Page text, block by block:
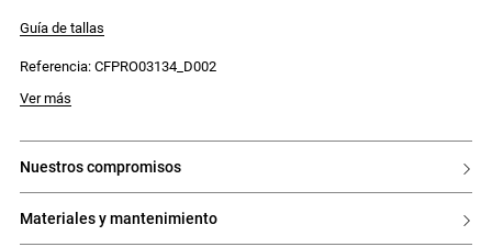
Guía de tallas
Referencia: CFPRO03134_D002
Ver más
nuestros compromisos
materiales y mantenimiento